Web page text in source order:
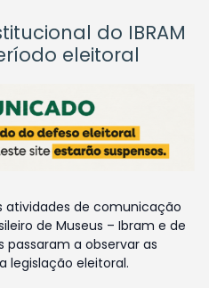
do IBRAM
eleitoral
atividades de comunicação
de Museus – Ibram e de
passaram a observar as
legislação eleitoral.